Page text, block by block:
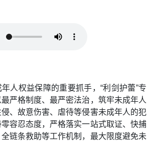
人权益保障的重要抓手，“利剑护蕾”专
严格制度、最严密法治，筑牢未成年人
、故意伤害、虐待等侵害未成年人的犯
容忍态度，严格落实一站式取证、快捕
链条救助等工作机制，最大限度避免未